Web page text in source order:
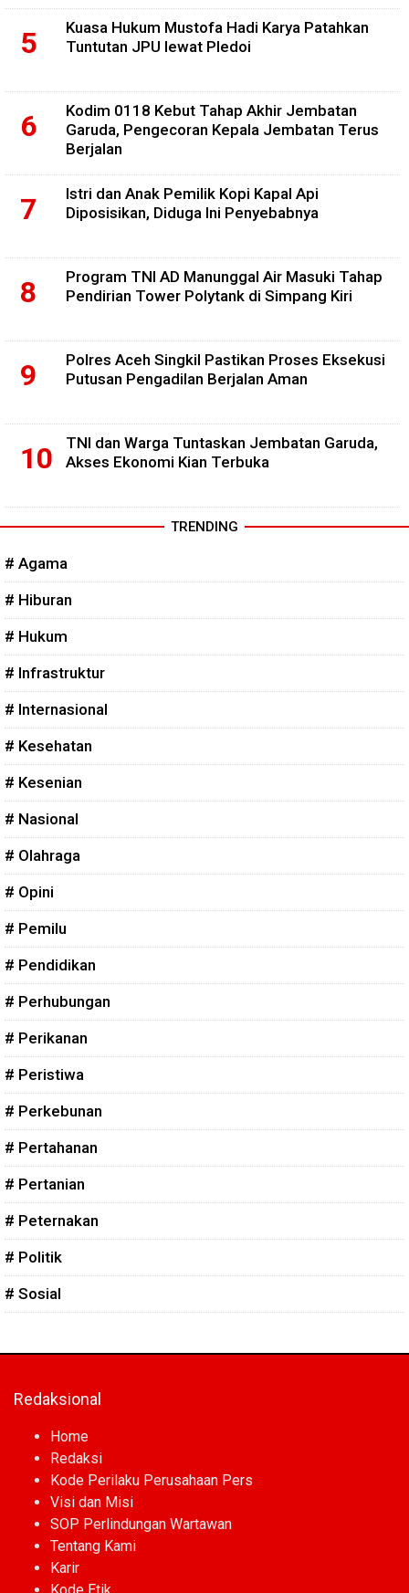
Kuasa Hukum Mustofa Hadi Karya Patahkan
Tuntutan JPU lewat Pledoi
Kodim 0118 Kebut Tahap Akhir Jembatan
Garuda, Pengecoran Kepala Jembatan Terus
Berjalan
Istri dan Anak Pemilik Kopi Kapal Api
Diposisikan, Diduga Ini Penyebabnya
Program TNI AD Manunggal Air Masuki Tahap
Pendirian Tower Polytank di Simpang Kiri
Polres Aceh Singkil Pastikan Proses Eksekusi
Putusan Pengadilan Berjalan Aman
TNI dan Warga Tuntaskan Jembatan Garuda,
Akses Ekonomi Kian Terbuka
TRENDING
# Agama
# Hiburan
# Hukum
# Infrastruktur
# Internasional
# Kesehatan
# Kesenian
# Nasional
# Olahraga
# Opini
# Pemilu
# Pendidikan
# Perhubungan
# Perikanan
# Peristiwa
# Perkebunan
# Pertahanan
# Pertanian
# Peternakan
# Politik
# Sosial
Redaksional
Home
Redaksi
Kode Perilaku Perusahaan Pers
Visi dan Misi
SOP Perlindungan Wartawan
Tentang Kami
Karir
Kode Etik